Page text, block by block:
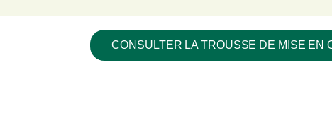
CONSULTER LA TROUSSE DE MISE EN